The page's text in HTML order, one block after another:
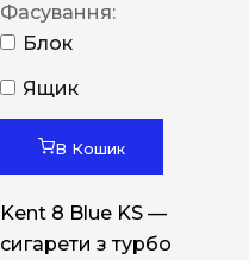
Фасування:
Блок
Ящик
В Кошик
Kent 8 Blue KS —
сигарети з турбо